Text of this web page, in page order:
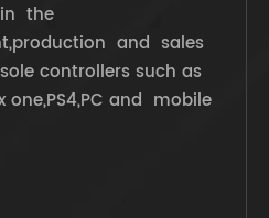
the
and sales
controllers such as
one,PS4,PC and mobile